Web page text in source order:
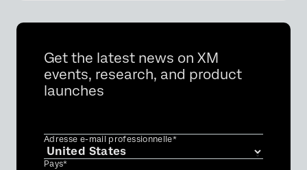
Get the latest news on XM
events, research, and product
launches
Adresse e-mail professionnelle*
Pays*